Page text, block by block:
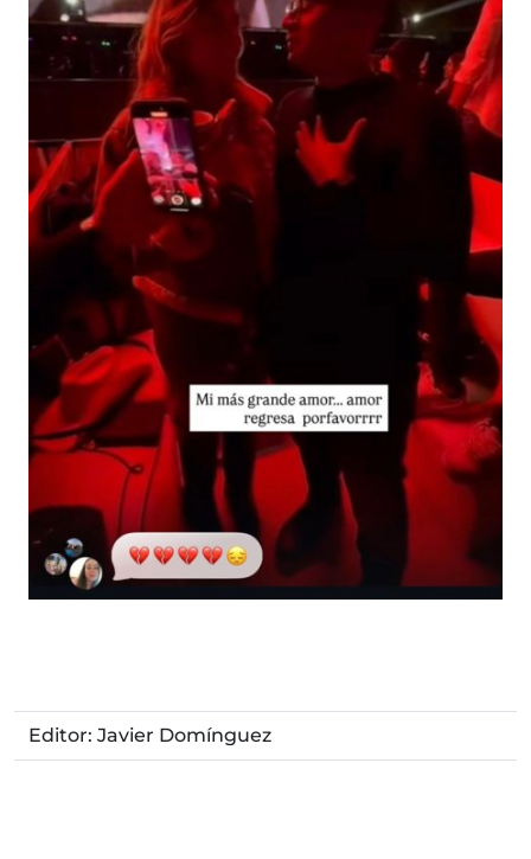
Editor: Javier Domínguez